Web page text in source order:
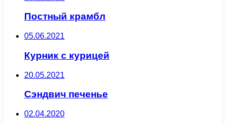
Постный крамбл
05.06.2021
Курник с курицей
20.05.2021
Сэндвич печенье
02.04.2020